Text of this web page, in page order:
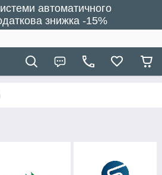
автоматичного
знижка -15%